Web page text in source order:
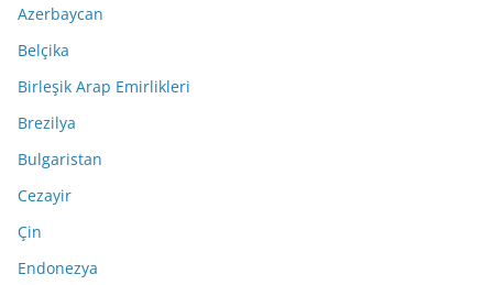
Azerbaycan
Belçika
Birleşik Arap Emirlikleri
Brezilya
Bulgaristan
Cezayir
Çin
Endonezya